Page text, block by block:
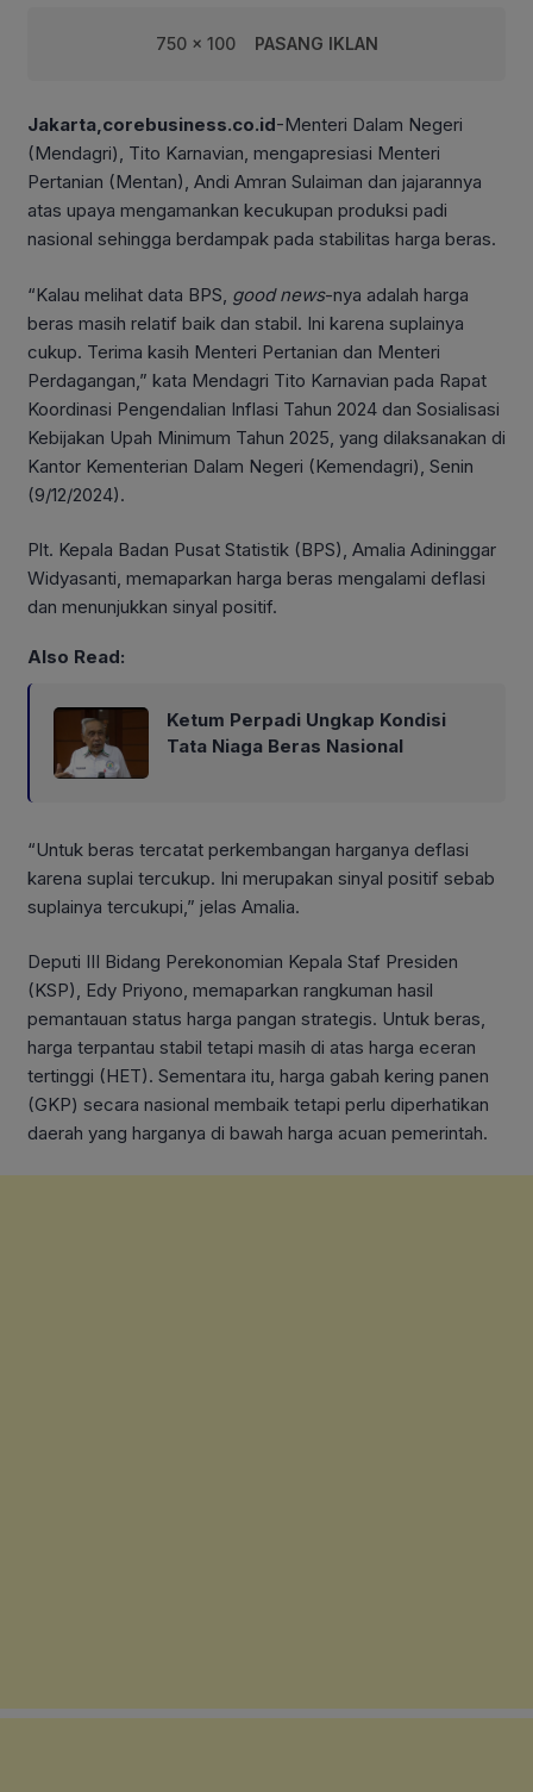
750 x 100 PASANG IKLAN
Jakarta,corebusiness.co.id-Menteri Dalam Negeri
(Mendagri), Tito Karnavian, mengapresiasi Menteri
Pertanian (Mentan), Andi Amran Sulaiman dan jajarannya
atas upaya mengamankan kecukupan produksi padi
nasional sehingga berdampak pada stabilitas harga beras.
“Kalau melihat data BPS, good news-nya adalah harga
beras masih relatif baik dan stabil. Ini karena suplainya
cukup. Terima kasih Menteri Pertanian dan Menteri
Perdagangan,” kata Mendagri Tito Karnavian pada Rapat
Koordinasi Pengendalian Inflasi Tahun 2024 dan Sosialisasi
Kebijakan Upah Minimum Tahun 2025, yang dilaksanakan di
Kantor Kementerian Dalam Negeri (Kemendagri), Senin
(9/12/2024).
Plt. Kepala Badan Pusat Statistik (BPS), Amalia Adininggar
Widyasanti, memaparkan harga beras mengalami deflasi
dan menunjukkan sinyal positif.
Also Read:
Ketum Perpadi Ungkap Kondisi
Tata Niaga Beras Nasional
“Untuk beras tercatat perkembangan harganya deflasi
karena suplai tercukup. Ini merupakan sinyal positif sebab
suplainya tercukupi,” jelas Amalia.
Deputi III Bidang Perekonomian Kepala Staf Presiden
(KSP), Edy Priyono, memaparkan rangkuman hasil
pemantauan status harga pangan strategis. Untuk beras,
harga terpantau stabil tetapi masih di atas harga eceran
tertinggi (HET). Sementara itu, harga gabah kering panen
(GKP) secara nasional membaik tetapi perlu diperhatikan
daerah yang harganya di bawah harga acuan pemerintah.